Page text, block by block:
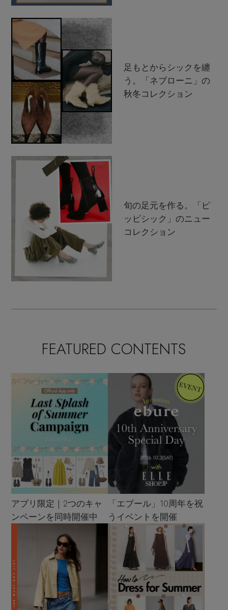
足もとからシックを纏
う。「ネブローニ」の
秋冬コレクション
旬の足元を作る。「ピ
ッピシック」のニュー
コレクション
FEATURED CONTENTS
アプリ限定｜2つのキャ
ンペーンを同時開催中
「エブール」10周年を祝
うイベントを開催